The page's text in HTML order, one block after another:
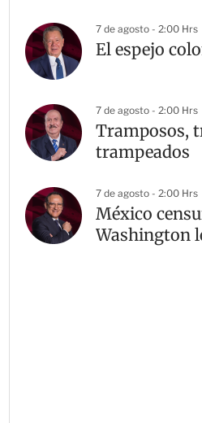
7 de agosto - 2:00 Hrs
El espejo
7 de agosto - 2:00 Hrs
Tramposos,
trampeados
7 de agosto - 2:00 Hrs
México
Washington